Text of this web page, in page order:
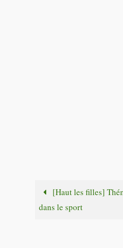
[Haut les filles]
dans le sport